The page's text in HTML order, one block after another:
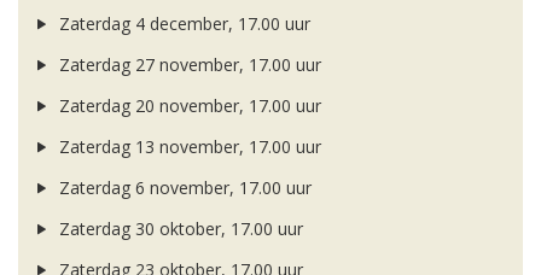
Zaterdag 4 december, 17.00 uur
Zaterdag 27 november, 17.00 uur
Zaterdag 20 november, 17.00 uur
Zaterdag 13 november, 17.00 uur
Zaterdag 6 november, 17.00 uur
Zaterdag 30 oktober, 17.00 uur
Zaterdag 23 oktober, 17.00 uur